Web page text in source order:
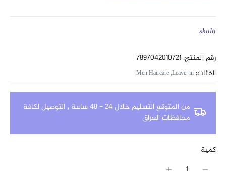
skala
رقم المنتج: 7897042010721
الفئات: Leave-in,
Men Haircare
من المتوقع التسليم خلال 24 - 48 ساعة , التوصيل لكافة
محافظات العراق
كمية